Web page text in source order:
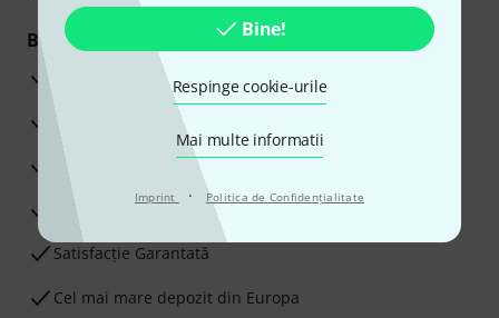
Bine!
Respinge cookie-urile
Mai multe informatii
Imprint · Politica de Confidenţialitate
Beneficiile tale
3 Ani Garanție Thomann
Garanţia returnării banilor în 30 de zile
Service Reparații
Sfaturi de la experții noștri
Satisfacție Garantată
Cel mai mare depozit din Europa